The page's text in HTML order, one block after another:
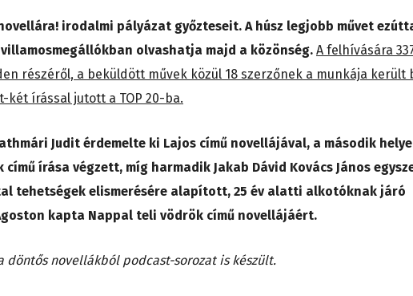
irodalmi pályázat győzteseit. A húsz legjobb művet
olvashatja majd a közönség. A felhívására
részéről, a beküldött művek közül 18 szerzőnek a munkája került
két írással jutott a TOP 20-ba.
Judit érdemelte ki Lajos című novellájával, a második
írása végzett, míg harmadik Jakab Dávid Kovács János
tehetségek elismerésére alapított, 25 év alatti alkotóknak járó
kapta Nappal teli vödrök című novellájáért.
döntős novellákból podcast-sorozat is készült.